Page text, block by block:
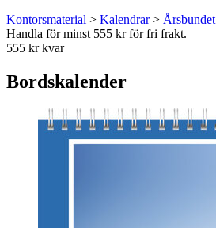
Kontorsmaterial > Kalendrar> Årsbundet
Handla för minst 555 kr för fri frakt.
555 kr kvar
Bordskalender